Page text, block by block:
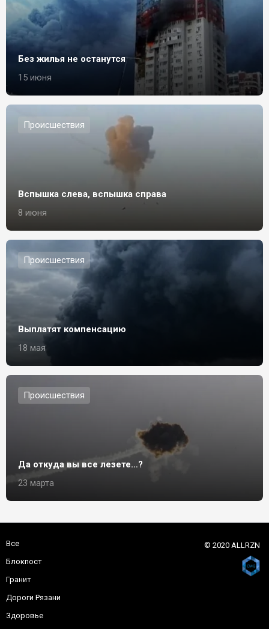
Без жилья не останутся
15 июня
Происшествия
Вспышка слева, вспышка справа
8 июня
Происшествия
Выплатят компенсацию
18 мая
Происшествия
Да откуда вы все лезете…?
23 марта
Все
Блокпост
Гранит
Дороги Рязани
Здоровье
© 2020 ALLRZN